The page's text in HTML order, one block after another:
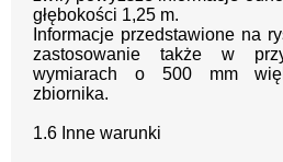
głębokości 1,25 m.
Informacje przedstawione na
zastosowanie także w
wymiarach o 500 mm
zbiornika.
1.6 Inne warunki